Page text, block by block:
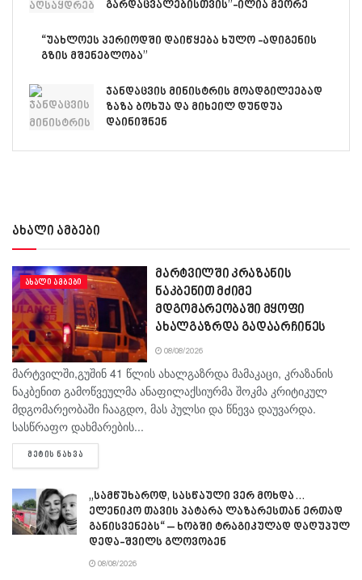
გარდაცვალებისთვის”-ილია მეორე
“უახლოეს პერიოდში დაიწყება ხულო -ადიგენის
გზის მშენებლობა”
ჯანდაცვის მინისტრის მოადგილეებად
ზაზა ბოხუა და მიხეილ დუნდუა
დაინიშნენ
ახალი ამბები
ᲐᲮᲐᲚᲘ ᲐᲛᲑᲔᲑᲘ
მარტვილში კრაზანის
ნაკბენით მძიმე
მდგომარეობაში მყოფი
ახალგაზრდა გადაარჩინეს
08/08/2026
მარტვილში,გუშინ 41 წლის ახალგაზრდა მამაკაცი, კრაზანის
ნაკბენით გამოწვეულმა ანაფილაქსიურმა შოკმა კრიტიკულ
მდგომარეობაში ჩააგდო, მას პულსი და წნევა დაუვარდა.
სასწრაფო დახმარების...
ᲛᲔᲢᲘᲡ ᲜᲐᲮᲕᲐ
„სამწუხაროდ, სასწაული ვერ მოხდა…
ელენიკო თავის პატარა ლაზარესთან ერთად
განისვენებს“ – ხობში ტრაგიკულად დაღუპულ
დედა-შვილს გლოვობენ
08/08/2026